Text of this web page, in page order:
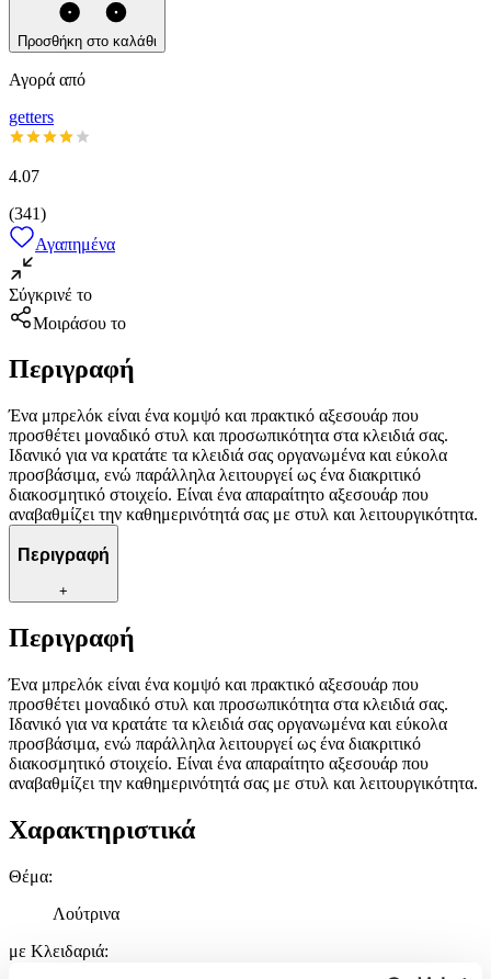
Προσθήκη στο καλάθι
Αγορά από
getters
4.07
(341)
Αγαπημένα
Σύγκρινέ το
Μοιράσου το
Περιγραφή
Ένα μπρελόκ είναι ένα κομψό και πρακτικό αξεσουάρ που
προσθέτει μοναδικό στυλ και προσωπικότητα στα κλειδιά σας.
Ιδανικό για να κρατάτε τα κλειδιά σας οργανωμένα και εύκολα
προσβάσιμα, ενώ παράλληλα λειτουργεί ως ένα διακριτικό
διακοσμητικό στοιχείο. Είναι ένα απαραίτητο αξεσουάρ που
αναβαθμίζει την καθημερινότητά σας με στυλ και λειτουργικότητα.
Περιγραφή
+
Περιγραφή
Ένα μπρελόκ είναι ένα κομψό και πρακτικό αξεσουάρ που
προσθέτει μοναδικό στυλ και προσωπικότητα στα κλειδιά σας.
Ιδανικό για να κρατάτε τα κλειδιά σας οργανωμένα και εύκολα
προσβάσιμα, ενώ παράλληλα λειτουργεί ως ένα διακριτικό
διακοσμητικό στοιχείο. Είναι ένα απαραίτητο αξεσουάρ που
αναβαθμίζει την καθημερινότητά σας με στυλ και λειτουργικότητα.
Χαρακτηριστικά
Θέμα:
Λούτρινα
με Κλειδαριά: